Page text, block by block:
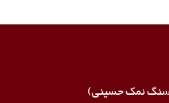
نمک حسینی)